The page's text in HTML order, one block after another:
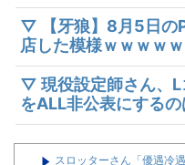
▽ 【牙狼】8月5日の
店した模様ｗｗｗｗｗ
▽ 現役設定師さん、L
をALL非公表にするの
スロッターさん「優遇冷